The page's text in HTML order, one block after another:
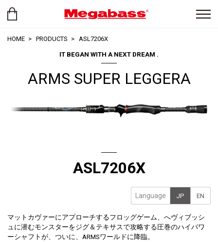
HOME PRODUCTS ASL7206X
IT BEGAN WITH A NEXT DREAM .
ARMS SUPER LEGGERA
ASL7206X
Language JP EN
マットカヴァーにアプローチするフロッグゲーム、へヴィブッシ
ュに潜むモンスターをジグ＆テキサスで攻略する圧巻のハイパワ
ーシャフトが、ついに、ARMSワールドに降臨。